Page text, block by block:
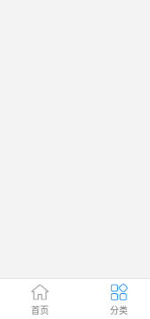
首页 分类